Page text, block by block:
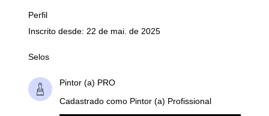
Perfil
Inscrito desde: 22 de mai. de 2025
Selos
Pintor (a) PRO
Cadastrado como Pintor (a) Profissional